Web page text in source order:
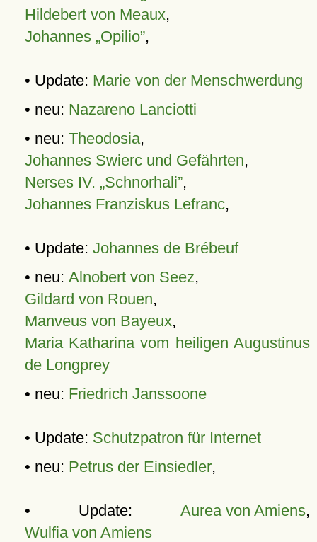
Hildebert von Meaux,
Johannes „Opilio”,
• Update: Marie von der Menschwerdung
• neu: Nazareno Lanciotti
• neu: Theodosia,
Johannes Swierc und Gefährten,
Nerses IV. „Schnorhali”,
Johannes Franziskus Lefranc,
• Update: Johannes de Brébeuf
• neu: Alnobert von Seez,
Gildard von Rouen,
Manveus von Bayeux,
Maria Katharina vom heiligen Augustinus
de Longprey
• neu: Friedrich Janssoone
• Update: Schutzpatron für Internet
• neu: Petrus der Einsiedler,
• Update: Aurea von Amiens,
Wulfia von Amiens